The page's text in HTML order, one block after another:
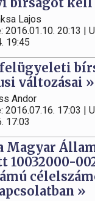
Lajos
2016.01.10. 20:13 |
19:45
változásai »
Andor
2016.07.16. 17:03 |
17:03
Magyar
10032000-
»